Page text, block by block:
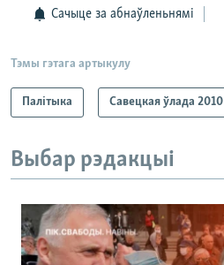
Сачыце за абнаўленьнямі
Тэмы гэтага артыкулу
Палітыка Савецкая ўлада 2010
Выбар рэдакцыі